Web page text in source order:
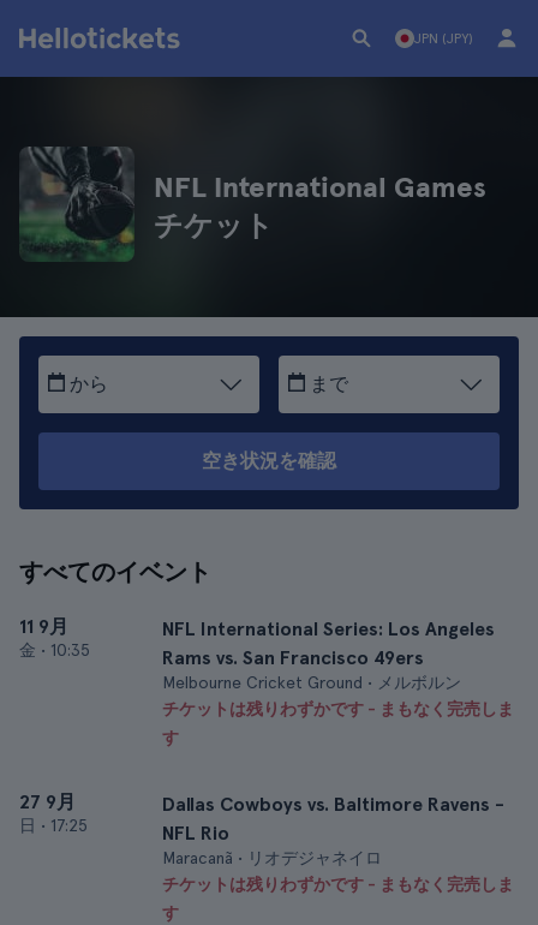
JPN (JPY)
NFL International Games
チケット
から まで
空き状況を確認
すべてのイベント
11 9月
金 • 10:35
NFL International Series: Los Angeles
Rams vs. San Francisco 49ers
Melbourne Cricket Ground • メルボルン
チケットは残りわずかです - まもなく完売しま
す
27 9月
日 • 17:25
Dallas Cowboys vs. Baltimore Ravens -
NFL Rio
Maracanã • リオデジャネイロ
チケットは残りわずかです - まもなく完売しま
す